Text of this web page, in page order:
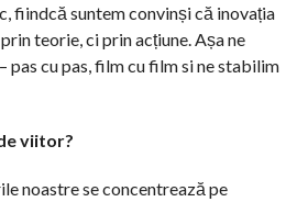
fiindcă suntem convinși că inovația
teorie, ci prin acțiune. Așa ne
cu pas, film cu film si ne stabilim
viitor?
noastre se concentrează pe